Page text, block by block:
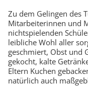
Zu dem Gelingen des
Mitarbeiterinnen und
nichtspielenden
leibliche Wohl aller
geschmiert, Obst und
gekocht, kalte
Eltern Kuchen
natürlich auch